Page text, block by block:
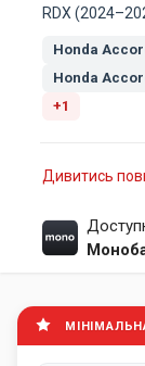
RDX
Honda
Honda
+1
Дивитись